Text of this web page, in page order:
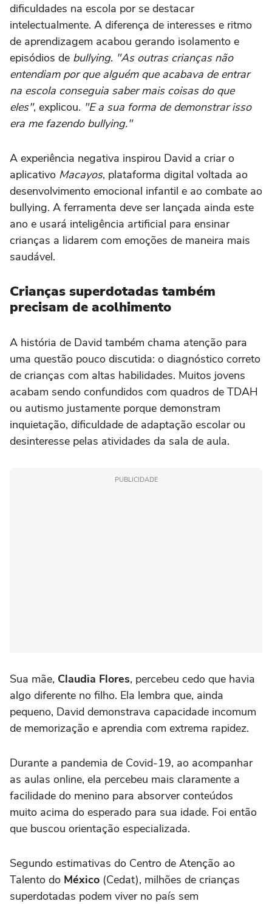
dificuldades na escola por se destacar
intelectualmente. A diferença de interesses e ritmo
de aprendizagem acabou gerando isolamento e
episódios de bullying. "As outras crianças não
entendiam por que alguém que acabava de entrar
na escola conseguia saber mais coisas do que
eles", explicou. "E a sua forma de demonstrar isso
era me fazendo bullying."
A experiência negativa inspirou David a criar o
aplicativo Macayos, plataforma digital voltada ao
desenvolvimento emocional infantil e ao combate ao
bullying. A ferramenta deve ser lançada ainda este
ano e usará inteligência artificial para ensinar
crianças a lidarem com emoções de maneira mais
saudável.
Crianças superdotadas também
precisam de acolhimento
A história de David também chama atenção para
uma questão pouco discutida: o diagnóstico correto
de crianças com altas habilidades. Muitos jovens
acabam sendo confundidos com quadros de TDAH
ou autismo justamente porque demonstram
inquietação, dificuldade de adaptação escolar ou
desinteresse pelas atividades da sala de aula.
PUBLICIDADE
Sua mãe, Claudia Flores, percebeu cedo que havia
algo diferente no filho. Ela lembra que, ainda
pequeno, David demonstrava capacidade incomum
de memorização e aprendia com extrema rapidez.
Durante a pandemia de Covid-19, ao acompanhar
as aulas online, ela percebeu mais claramente a
facilidade do menino para absorver conteúdos
muito acima do esperado para sua idade. Foi então
que buscou orientação especializada.
Segundo estimativas do Centro de Atenção ao
Talento do México (Cedat), milhões de crianças
superdotadas podem viver no país sem